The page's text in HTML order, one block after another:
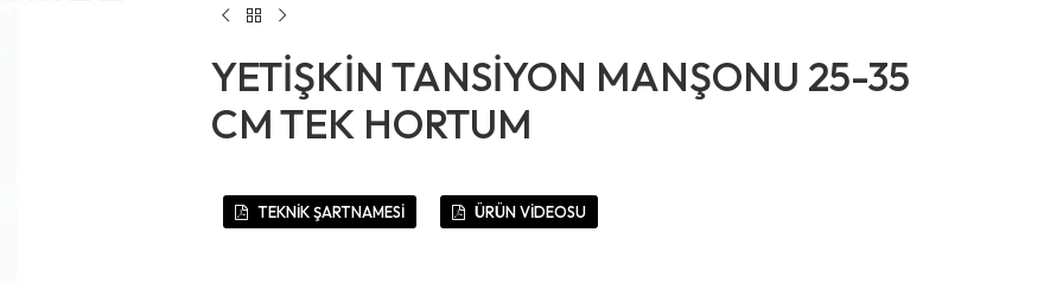
YETİŞKİN TANSİYON MANŞONU 25-35
CM TEK HORTUM
TEKNİK ŞARTNAMESİ ÜRÜN VİDEOSU